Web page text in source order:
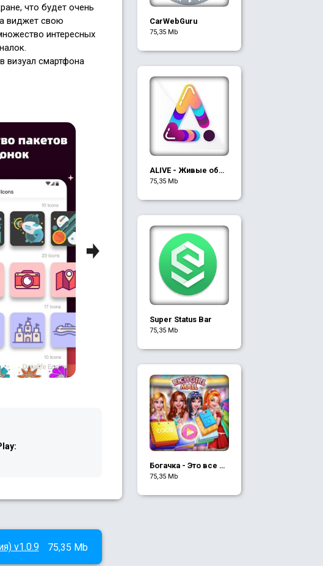
что будет очень
виджет свою
интересных
визуал смартфона
Next
v1.0.9 75,35 Mb
CarWebGuru
75,35 Mb
ALIVE - Живые обои
4K и темы
75,35 Mb
Super Status Bar
75,35 Mb
Богачка - Это все о
шопинге
75,35 Mb